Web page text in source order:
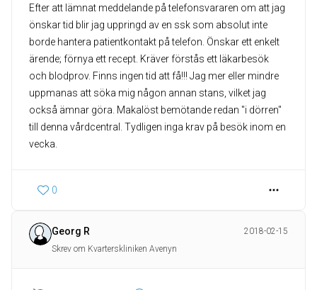
Efter att lämnat meddelande på telefonsvararen om att jag
önskar tid blir jag uppringd av en ssk som absolut inte
borde hantera patientkontakt på telefon. Önskar ett enkelt
ärende; förnya ett recept. Kräver förstås ett läkarbesök
och blodprov. Finns ingen tid att få!!! Jag mer eller mindre
uppmanas att söka mig någon annan stans, vilket jag
också ämnar göra. Makalöst bemötande redan "i dörren"
till denna vårdcentral. Tydligen inga krav på besök inom en
vecka.
0
Georg R
2018-02-15
Skrev om Kvarterskliniken Avenyn